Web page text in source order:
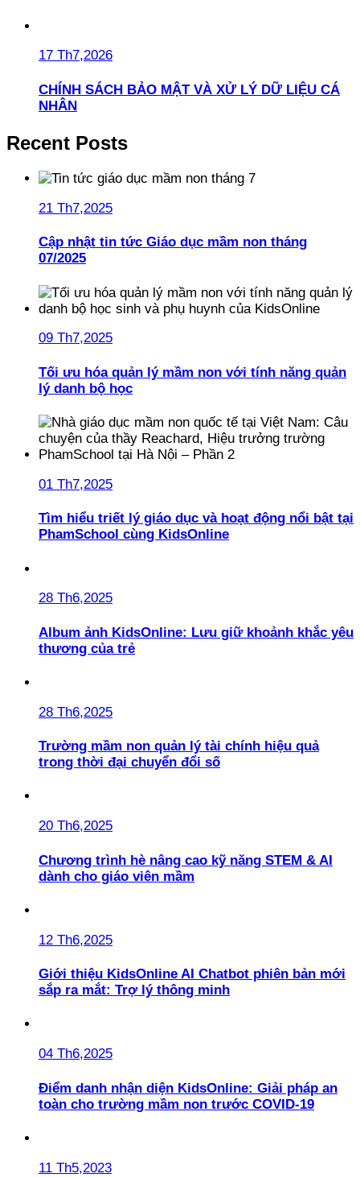
17 Th7,2026
CHÍNH SÁCH BẢO MẬT VÀ XỬ LÝ DỮ LIỆU CÁ
NHÂN
Recent Posts
21 Th7,2025
Cập nhật tin tức Giáo dục mầm non tháng
07/2025
09 Th7,2025
Tối ưu hóa quản lý mầm non với tính năng quản
lý danh bộ học
01 Th7,2025
Tìm hiểu triết lý giáo dục và hoạt động nổi bật tại
PhamSchool cùng KidsOnline
28 Th6,2025
Album ảnh KidsOnline: Lưu giữ khoảnh khắc yêu
thương của trẻ
28 Th6,2025
Trường mầm non quản lý tài chính hiệu quả
trong thời đại chuyển đổi số
20 Th6,2025
Chương trình hè nâng cao kỹ năng STEM & AI
dành cho giáo viên mầm
12 Th6,2025
Giới thiệu KidsOnline AI Chatbot phiên bản mới
sắp ra mắt: Trợ lý thông minh
04 Th6,2025
Điểm danh nhận diện KidsOnline: Giải pháp an
toàn cho trường mầm non trước COVID-19
11 Th5,2023